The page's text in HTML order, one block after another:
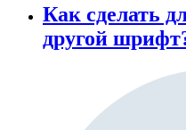
Как сделать
другой